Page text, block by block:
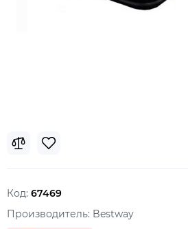
Код: 67469
Производитель: Bestway